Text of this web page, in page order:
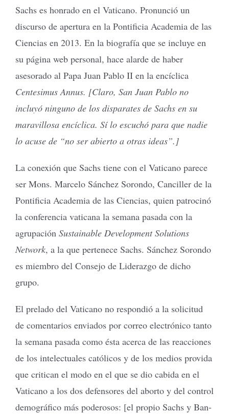
Sachs es honrado en el Vaticano. Pronunció un
discurso de apertura en la Pontificia Academia de las
Ciencias en 2013. En la biografía que se incluye en
su página web personal, hace alarde de haber
asesorado al Papa Juan Pablo II en la encíclica
Centesimus Annus. [Claro, San Juan Pablo no
incluyó ninguno de los disparates de Sachs en su
maravillosa encíclica. Sí lo escuchó para que nadie
lo acuse de “no ser abierto a otras ideas”.]
La conexión que Sachs tiene con el Vaticano parece
ser Mons. Marcelo Sánchez Sorondo, Canciller de la
Pontificia Academia de las Ciencias, quien patrocinó
la conferencia vaticana la semana pasada con la
agrupación Sustainable Development Solutions
Network, a la que pertenece Sachs. Sánchez Sorondo
es miembro del Consejo de Liderazgo de dicho
grupo.
El prelado del Vaticano no respondió a la solicitud
de comentarios enviados por correo electrónico tanto
la semana pasada como ésta acerca de las reacciones
de los intelectuales católicos y de los medios provida
que critican el modo en el que se dio cabida en el
Vaticano a los dos defensores del aborto y del control
demográfico más poderosos: [el propio Sachs y Ban-